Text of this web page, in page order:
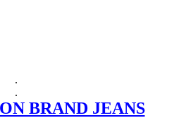
.
.
BRAND JEANS